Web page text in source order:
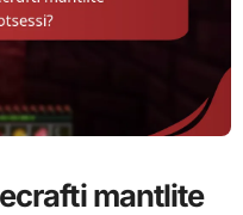
mantlite